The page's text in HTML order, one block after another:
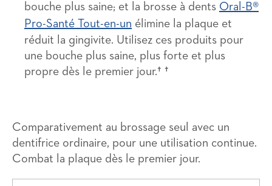
bouche plus saine; et la brosse à dents Oral-B®
Pro-Santé Tout-en-un élimine la plaque et
réduit la gingivite. Utilisez ces produits pour
une bouche plus saine, plus forte et plus
propre dès le premier jour.† †
Comparativement au brossage seul avec un
dentifrice ordinaire, pour une utilisation continue.
Combat la plaque dès le premier jour.